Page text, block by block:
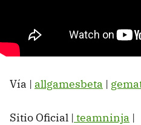
Vía | allgamesbeta |
Sitio Oficial | teamninja |